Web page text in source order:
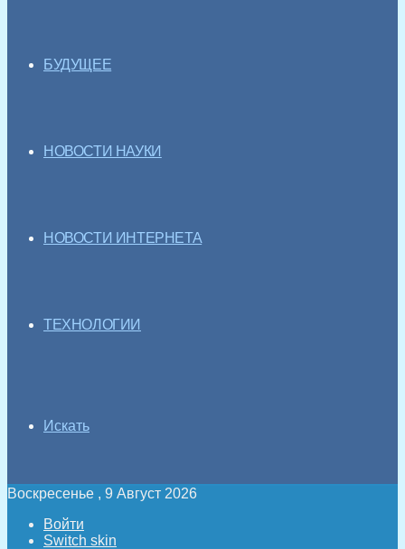
БУДУЩЕЕ
НОВОСТИ НАУКИ
НОВОСТИ ИНТЕРНЕТА
ТЕХНОЛОГИИ
Искать
Воскресенье , 9 Август 2026
Войти
Switch skin